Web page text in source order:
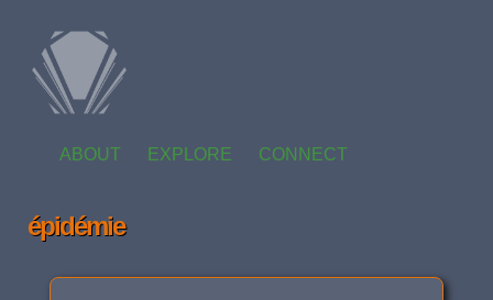
ABOUT EXPLORE CONNECT
épidémie